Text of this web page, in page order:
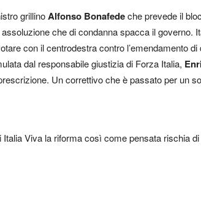
grillinoAlfonso Bonafedeche prevede il
che di condanna spacca il governo.
con il centrodestra contro l’emendamento di
dal responsabile giustizia di Forza Italia,
Un correttivo che è passato per un
Viva la riforma così come pensata rischia